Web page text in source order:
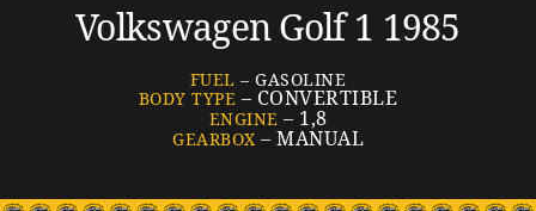
Volkswagen Golf 1 1985
FUEL– GASOLINE
BODY TYPE – CONVERTIBLE
ENGINE – 1,8
GEARBOX – MANUAL